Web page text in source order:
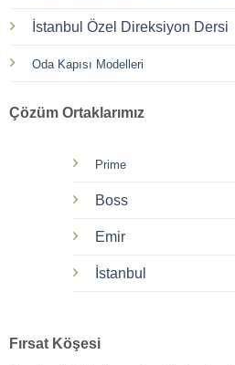
İstanbul Özel Direksiyon Dersi
Oda Kapısı Modelleri
Çözüm Ortaklarımız
Prime
Boss
Emir
İstanbul
Fırsat Köşesi